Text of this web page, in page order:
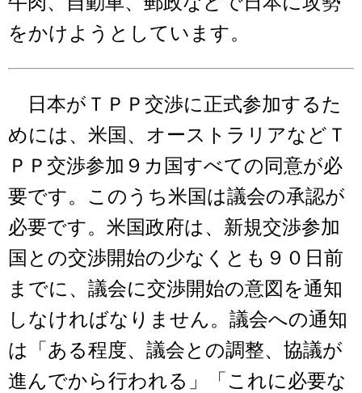
をかけようとしています。
日本がＴＰＰ交渉に正式参加するた
めには、米国、オーストラリアなどＴ
ＰＰ交渉参加９カ国すべての同意が必
要です。このうち米国は議会の承認が
必要です。米国政府は、新規交渉参加
国との交渉開始の少なくとも９０日前
までに、議会に交渉開始の意図を通知
しなければなりません。議会への通知
は「ある程度、議会との調整、協議が
進んでから行われる」「これに必要な